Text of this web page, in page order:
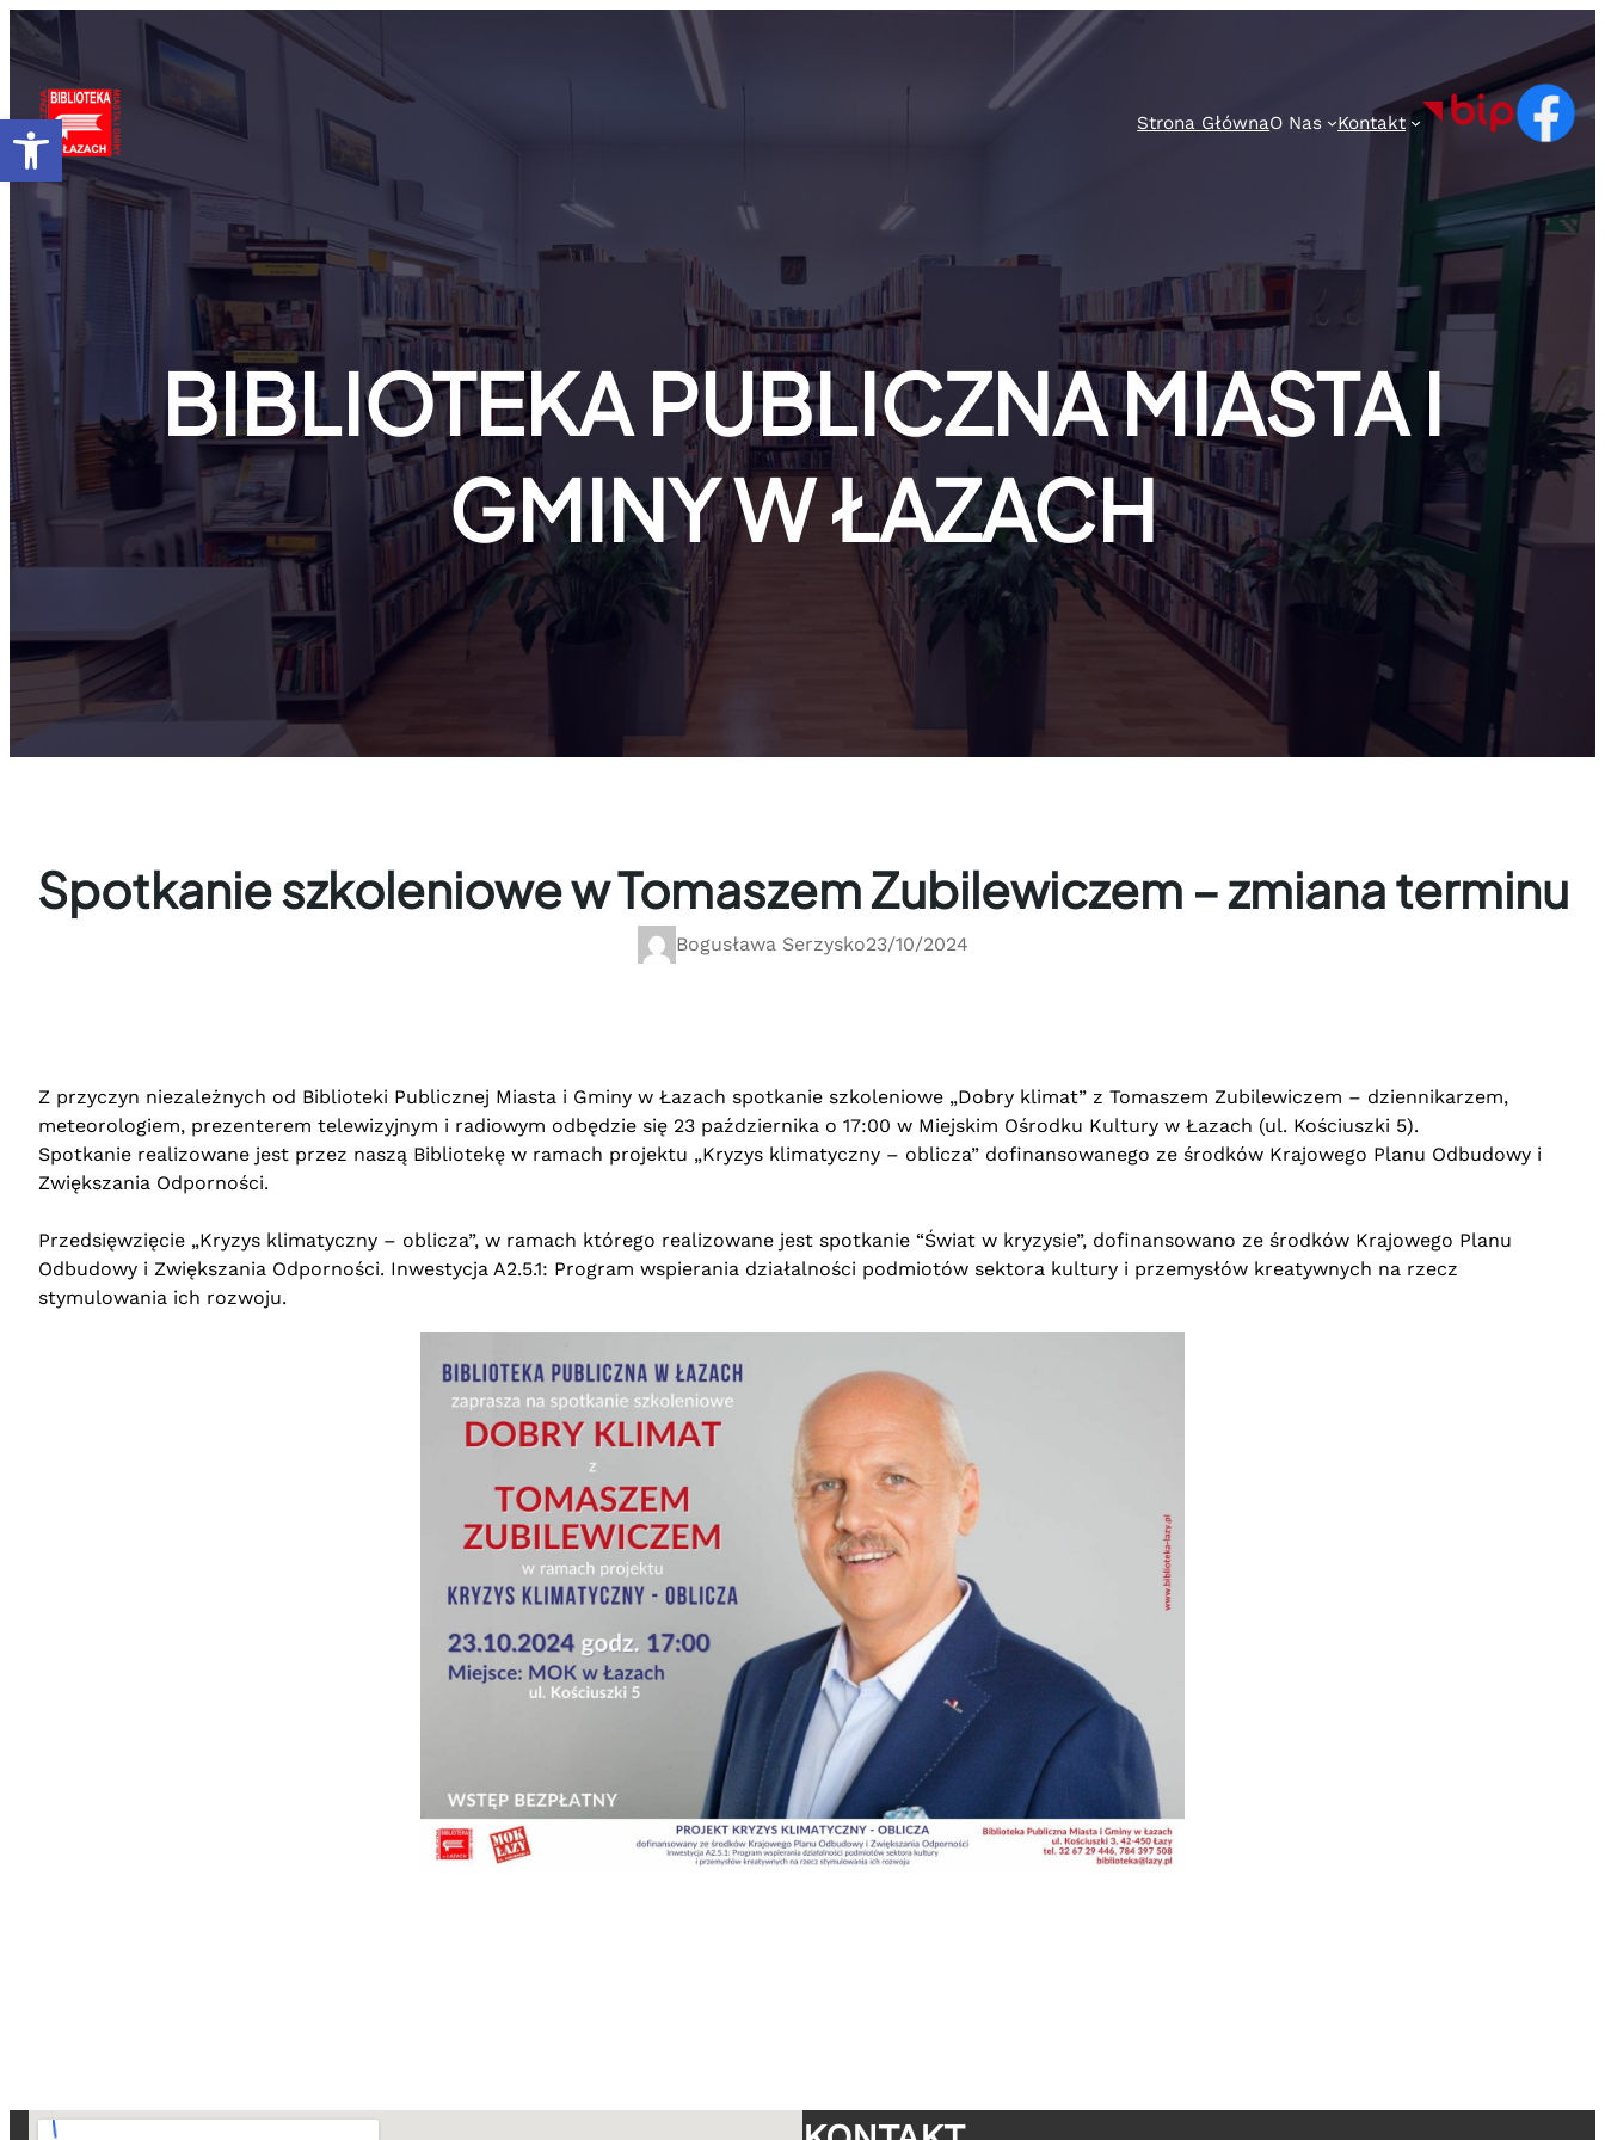
Otwórz pasek narzędzi
Przejdź
do
treści
Strona GłównaO Nas Kontakt
BIBLIOTEKA PUBLICZNA MIASTA I
GMINY W ŁAZACH
Spotkanie szkoleniowe w Tomaszem Zubilewiczem – zmiana terminu
Bogusława Serzysko23/10/2024
Z przyczyn niezależnych od Biblioteki Publicznej Miasta i Gminy w Łazach spotkanie szkoleniowe „Dobry klimat” z Tomaszem Zubilewiczem – dziennikarzem,
meteorologiem, prezenterem telewizyjnym i radiowym odbędzie się 23 października o 17:00 w Miejskim Ośrodku Kultury w Łazach (ul. Kościuszki 5).
Spotkanie realizowane jest przez naszą Bibliotekę w ramach projektu „Kryzys klimatyczny – oblicza” dofinansowanego ze środków Krajowego Planu Odbudowy i
Zwiększania Odporności.
Przedsięwzięcie „Kryzys klimatyczny – oblicza”, w ramach którego realizowane jest spotkanie “Świat w kryzysie”, dofinansowano ze środków Krajowego Planu
Odbudowy i Zwiększania Odporności. Inwestycja A2.5.1: Program wspierania działalności podmiotów sektora kultury i przemysłów kreatywnych na rzecz
stymulowania ich rozwoju.